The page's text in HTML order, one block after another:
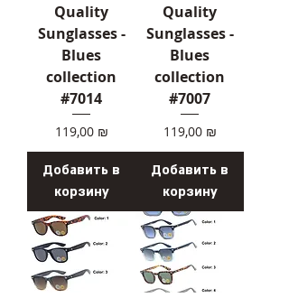
Quality
Sunglasses -
Blues
collection
#7014
Цена
119,00 ₪
Добавить в
корзину
Quality
Sunglasses -
Blues
collection
#7007
Цена
119,00 ₪
Добавить в
корзину